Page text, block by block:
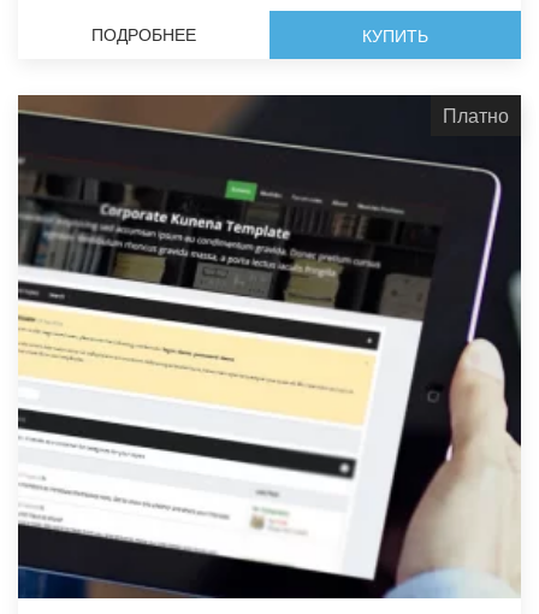
ПОДРОБНЕЕ КУПИТЬ
Платно